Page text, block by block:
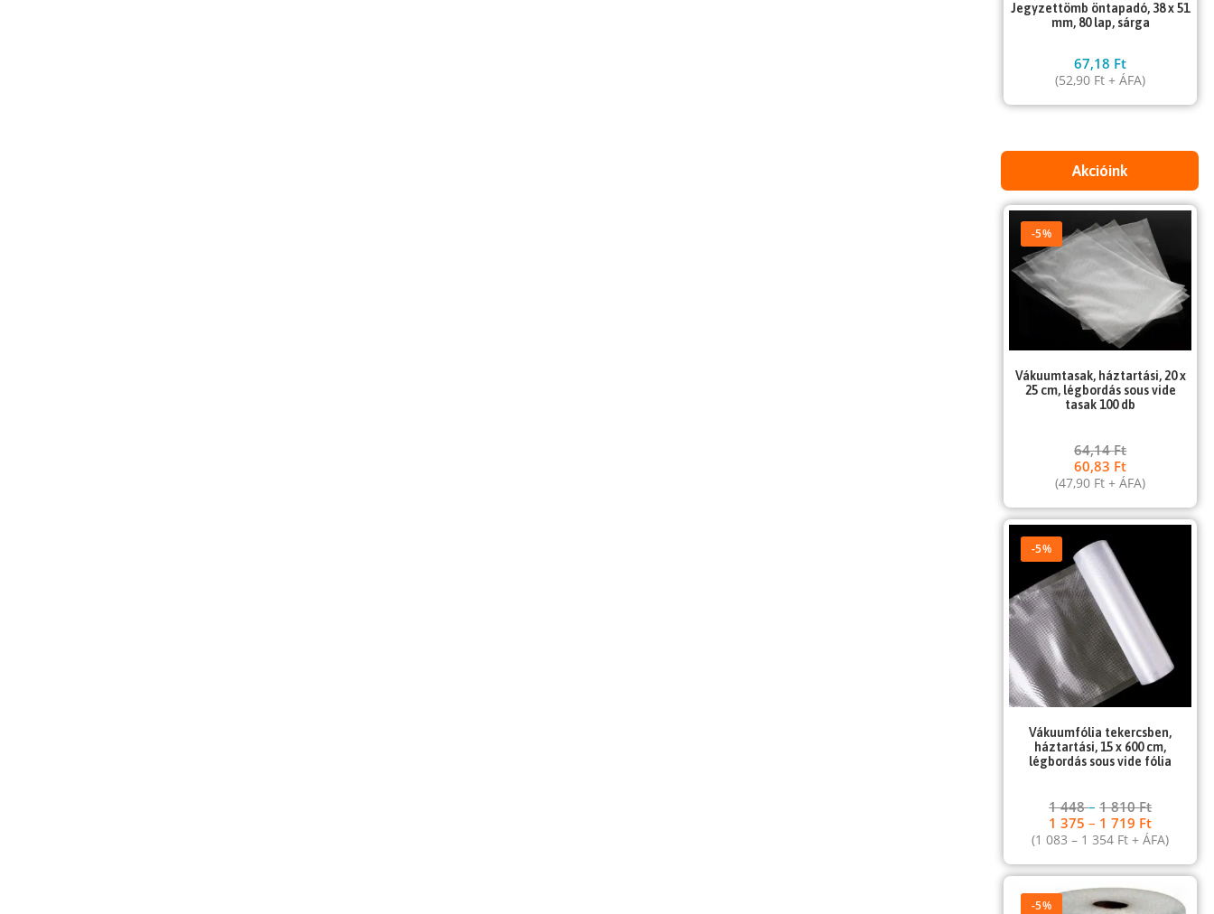
Jegyzettömb öntapadó, 38 x 51
mm, 80 lap, sárga
67,18 Ft
(52,90 Ft + ÁFA)
Akcióink
-5%
Vákuumtasak, háztartási, 20 x
25 cm, légbordás sous vide
tasak 100 db
64,14Ft
60,83 Ft
(47,90 Ft + ÁFA)
-5%
Vákuumfólia tekercsben,
háztartási, 15 x 600 cm,
légbordás sous vide fólia
1 448–1 810Ft
1 375– 1 719 Ft
(1 083– 1 354 Ft + ÁFA)
-5%